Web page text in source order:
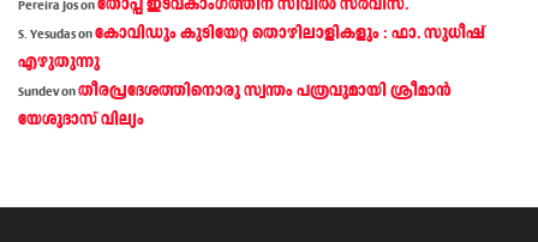
Pereira Josonതോപ്പ് ഇടവകാംഗത്തിന് സിവിൽ സർവീസ്.
S. Yesudasonകോവിഡും കുടിയേറ്റ തൊഴിലാളികളും : ഫാ. സുധീഷ്
എഴുതുന്നു
Sundevonതീരപ്രദേശത്തിനൊരു സ്വന്തം പത്രവുമായി ശ്രീമാന്‍
യേശുദാസ് വില്യം